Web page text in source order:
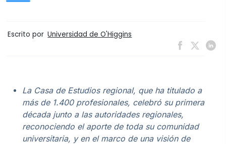
Escrito por Universidad de O'Higgins
La Casa de Estudios regional, que ha titulado a
más de 1.400 profesionales, celebró su primera
década junto a las autoridades regionales,
reconociendo el aporte de toda su comunidad
universitaria, y en el marco de una visión de